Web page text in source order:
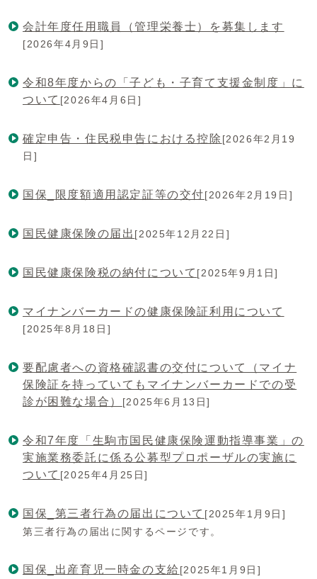
会計年度任用職員（管理栄養士）を募集します
[2026年4月9日]
令和8年度からの「子ども・子育て支援金制度」に
ついて [2026年4月6日]
確定申告・住民税申告における控除 [2026年2月19
日]
国保_限度額適用認定証等の交付[2026年2月19日]
国民健康保険の届出 [2025年12月22日]
国民健康保険税の納付について [2025年9月1日]
マイナンバーカードの健康保険証利用について
[2025年8月18日]
要配慮者への資格確認書の交付について（マイナ
保険証を持っていてもマイナンバーカードでの受
診が困難な場合）
[2025年6月13日]
令和7年度「生駒市国民健康保険運動指導事業」の
実施業務委託に係る公募型プロポーザルの実施に
ついて [2025年4月25日]
国保_第三者行為の届出について [2025年1月9日]
第三者行為の届出に関するページです。
国保_出産育児一時金の支給 [2025年1月9日]